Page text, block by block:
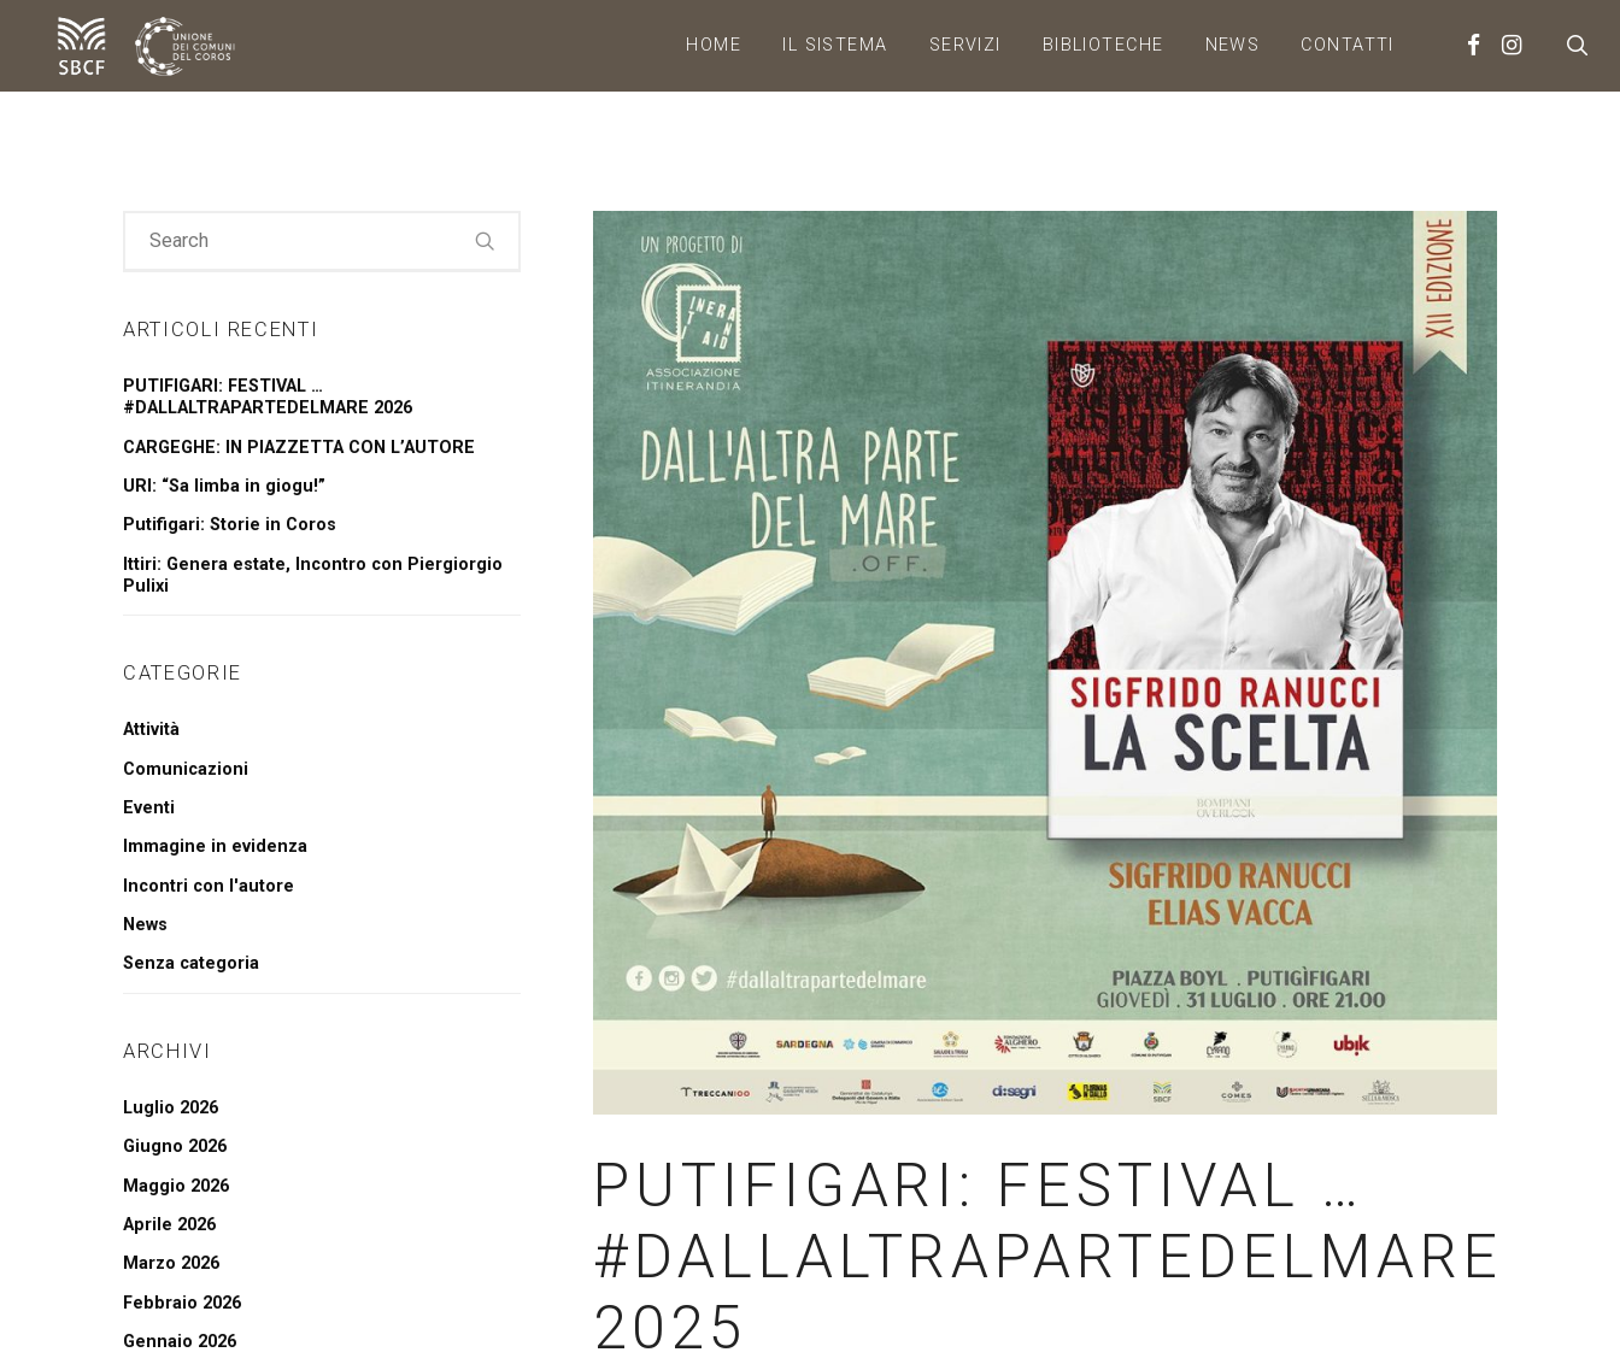
HOME IL SISTEMA SERVIZI BIBLIOTECHE NEWS CONTATTI
PUTIFIGARI: FESTIVAL …
#DALLALTRAPARTEDELMARE
2025
ARTICOLI RECENTI
PUTIFIGARI: FESTIVAL …
#DALLALTRAPARTEDELMARE 2026
CARGEGHE: IN PIAZZETTA CON L’AUTORE
URI: “Sa limba in giogu!”
Putifigari: Storie in Coros
Ittiri: Genera estate, Incontro con Piergiorgio
Pulixi
CATEGORIE
Attività
Comunicazioni
Eventi
Immagine in evidenza
Incontri con l'autore
News
Senza categoria
ARCHIVI
Luglio 2026
Giugno 2026
Maggio 2026
Aprile 2026
Marzo 2026
Febbraio 2026
Gennaio 2026